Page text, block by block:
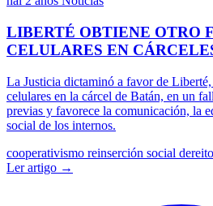
LIBERTÉ OBTIENE OTRO
CELULARES EN
La Justicia dictaminó a favor de
celulares en la cárcel de Batán, en un
previas y favorece la comunicación, la
social de los internos.
cooperativismo reinserción social
Ler artigo →